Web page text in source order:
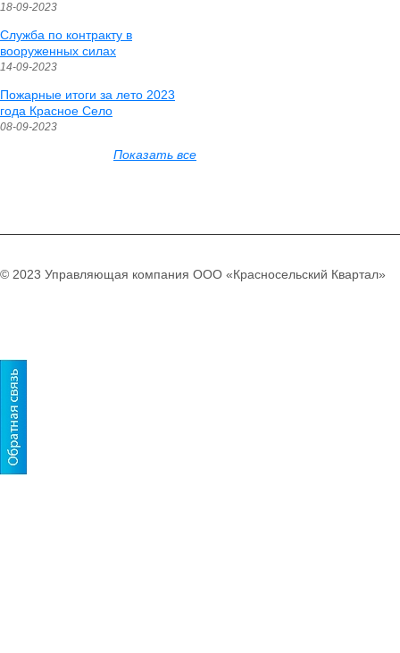
18-09-2023
Служба по контракту в
вооруженных силах
14-09-2023
Пожарные итоги за лето 2023
года Красное Село
08-09-2023
Показать все
© 2023 Управляющая компания ООО «Красносельский Квартал»